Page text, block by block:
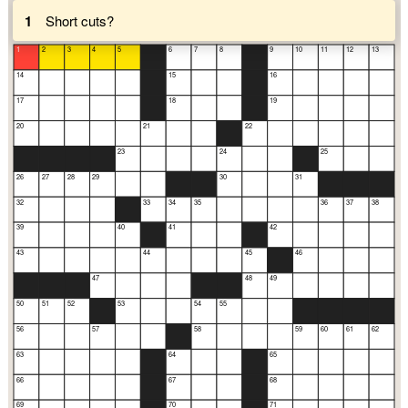
1 Short cuts?
1
14
17
20
26
32
39
43
50
56
63
66
69
2
27
51
3
28
52
4
29
47
57
5
23
40
53
21
33
44
6
15
18
34
41
64
67
70
7
35
54
58
8
24
30
55
22
45
48
9
16
19
42
49
65
68
71
10
31
46
59
11
25
36
60
12
37
61
13
38
62